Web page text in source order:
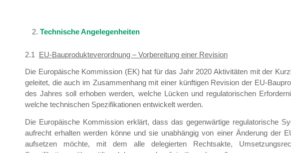
Technische Angelegenheiten
2.1 EU-Bauprodukteverordnung – Vorbereitung einer Revision
Die Europäische Kommission (EK) hat für das Jahr 2020 Aktivitäten mit der
geleitet, die auch im Zusammenhang mit einer künftigen Revision der EU-
des Jahres soll erhoben werden, welche Lücken und regulatorischen
welche technischen Spezifikationen entwickelt werden.
Die Europäische Kommission erklärt, dass das gegenwärtige regulatorische
aufrecht erhalten werden könne und sie unabhängig von einer Änderung der
aufsetzen möchte, mit dem alle delegierten Rechtsakte,